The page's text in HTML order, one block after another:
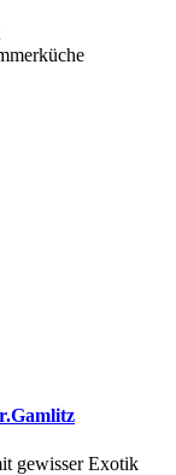
gewisser Exotik